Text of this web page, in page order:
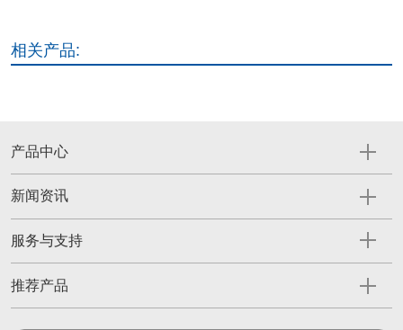
相关产品:
产品中心
新闻资讯
服务与支持
推荐产品